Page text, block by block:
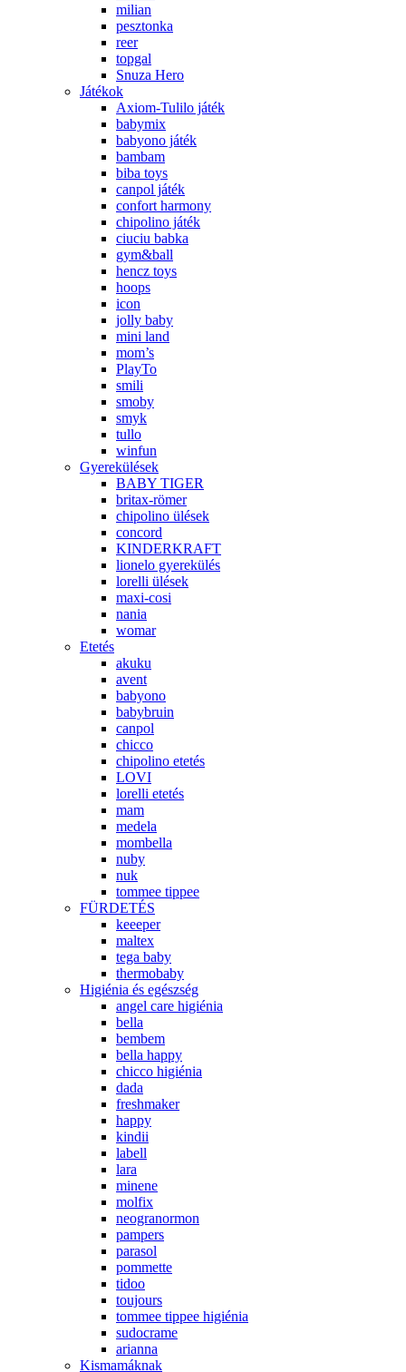
milian
pesztonka
reer
topgal
Snuza Hero
Játékok
Axiom-Tulilo játék
babymix
babyono játék
bambam
biba toys
canpol játék
confort harmony
chipolino játék
ciuciu babka
gym&ball
hencz toys
hoops
icon
jolly baby
mini land
mom’s
PlayTo
smili
smoby
smyk
tullo
winfun
Gyerekülések
BABY TIGER
britax-römer
chipolino ülések
concord
KINDERKRAFT
lionelo gyerekülés
lorelli ülések
maxi-cosi
nania
womar
Etetés
akuku
avent
babyono
babybruin
canpol
chicco
chipolino etetés
LOVI
lorelli etetés
mam
medela
mombella
nuby
nuk
tommee tippee
FÜRDETÉS
keeeper
maltex
tega baby
thermobaby
Higiénia és egészség
angel care higiénia
bella
bembem
bella happy
chicco higiénia
dada
freshmaker
happy
kindii
labell
lara
minene
molfix
neogranormon
pampers
parasol
pommette
tidoo
toujours
tommee tippee higiénia
sudocrame
arianna
Kismamáknak